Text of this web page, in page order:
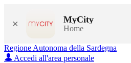
× MyCity
Home
Regione Autonoma della Sardegna
Accedi all'area personale